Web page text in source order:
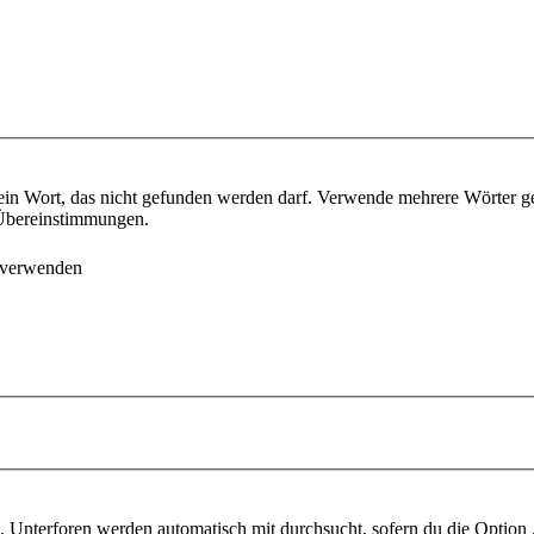
Wort, das nicht gefunden werden darf. Verwende mehrere Wörter
werden automatisch mit durchsucht, sofern du die